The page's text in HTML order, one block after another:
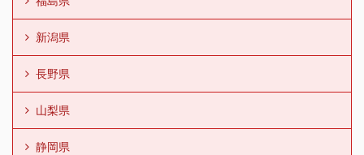
新潟県
長野県
山梨県
静岡県